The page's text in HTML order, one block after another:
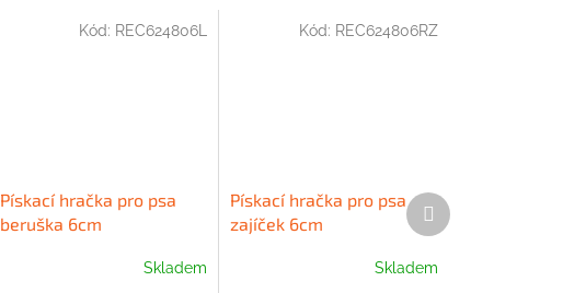
Pískací hračka pro psa
beruška 6cm
Skladem
Kód: REC624806L
Pískací hračka pro psa
zajíček 6cm
Skladem
Kód: REC624806RZ
Další
produkt